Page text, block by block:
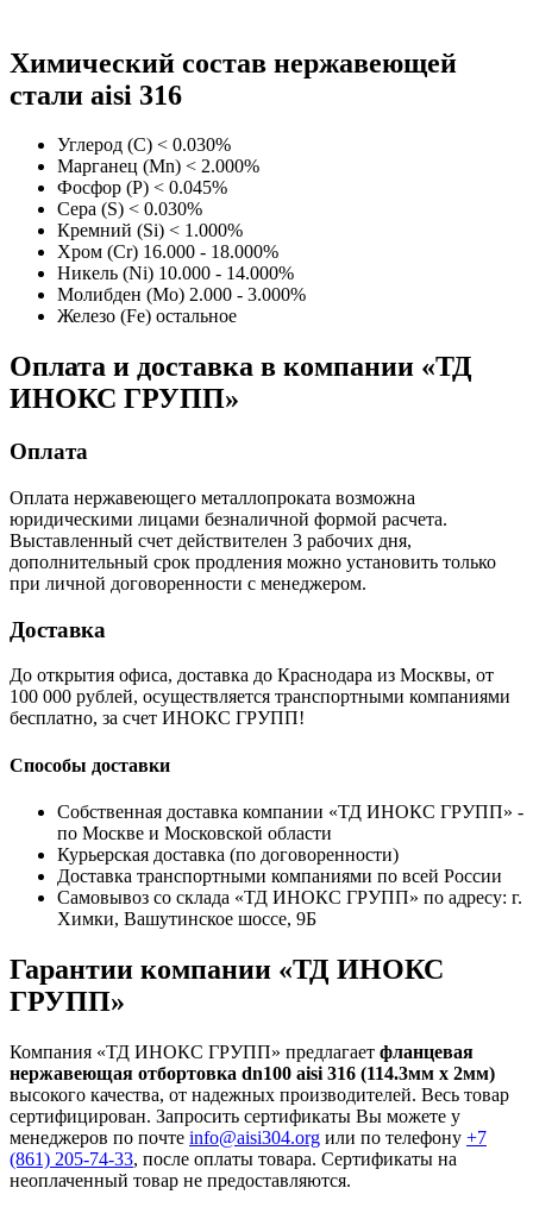
Химический состав нержавеющей
стали aisi 316
Углерод (C) < 0.030%
Марганец (Mn) < 2.000%
Фосфор (P) < 0.045%
Сера (S) < 0.030%
Кремний (Si) < 1.000%
Хром (Cr) 16.000 - 18.000%
Никель (Ni) 10.000 - 14.000%
Молибден (Mo) 2.000 - 3.000%
Железо (Fe) остальное
Оплата и доставка в компании «ТД
ИНОКС ГРУПП»
Оплата
Оплата нержавеющего металлопроката возможна
юридическими лицами безналичной формой расчета.
Выставленный счет действителен 3 рабочих дня,
дополнительный срок продления можно установить только
при личной договоренности с менеджером.
Доставка
До открытия офиса, доставка до Краснодара из Москвы, от
100 000 рублей, осуществляется транспортными компаниями
бесплатно, за счет ИНОКС ГРУПП!
Способы доставки
Собственная доставка компании «ТД ИНОКС ГРУПП» -
по Москве и Московской области
Курьерская доставка (по договоренности)
Доставка транспортными компаниями по всей России
Самовывоз со склада «ТД ИНОКС ГРУПП» по адресу: г.
Химки, Вашутинское шоссе, 9Б
Гарантии компании «ТД ИНОКС
ГРУПП»
Компания «ТД ИНОКС ГРУПП» предлагает фланцевая
нержавеющая отбортовка dn100 aisi 316 (114.3мм x 2мм)
высокого качества, от надежных производителей. Весь товар
сертифицирован. Запросить сертификаты Вы можете у
менеджеров по почте info@aisi304.org или по телефону +7
(861) 205-74-33, после оплаты товара. Сертификаты на
неоплаченный товар не предоставляются.